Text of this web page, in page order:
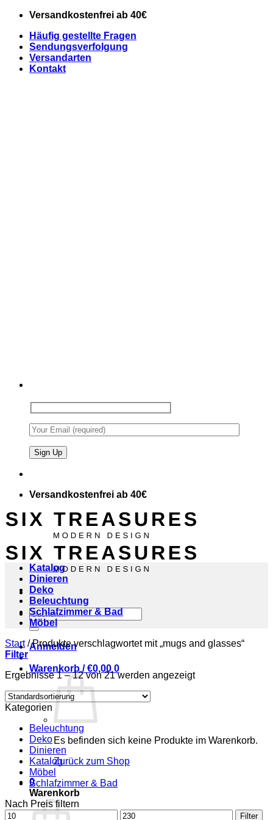
Zum
springen
Versandkostenfrei ab 40€
Häufig gestellte Fragen
Sendungsverfolgung
Versandarten
Kontakt
Versandkostenfrei ab 40€
Suchen
nach:
Anmelden
Warenkorb /€0,00 0
Es befinden sich keine Produkte im Warenkorb.
Zurück zum Shop
0
Warenkorb
Katalog
Dinieren
Deko
Beleuchtung
Schlafzimmer & Bad
Möbel
Start /Produkte verschlagwortet mit „mugs and glasses“
Filter
Ergebnisse 1 – 12 von 21 werden angezeigt
Kategorien
Beleuchtung
Deko
Dinieren
Katalog
Möbel
Schlafzimmer & Bad
Nach Preis filtern
Min.
Max.
Filter